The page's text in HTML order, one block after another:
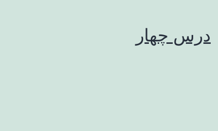
درس چهار